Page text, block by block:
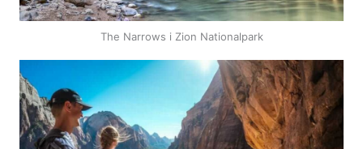
The Narrows i Zion Nationalpark